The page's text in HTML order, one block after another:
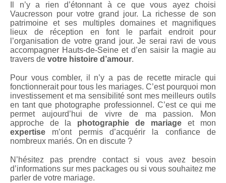
Il n’y a rien d’étonnant à ce que vous ayez choisi
Vaucresson pour votre grand jour. La richesse de son
patrimoine et ses multiples domaines et magnifiques
lieux de réception en font le parfait endroit pour
l’organisation de votre grand jour. Je serai ravi de vous
accompagner Hauts-de-Seine et d’en saisir la magie au
travers de votre histoire d’amour.
Pour vous combler, il n’y a pas de recette miracle qui
fonctionnerait pour tous les mariages. C’est pourquoi mon
investissement et ma sensibilité sont mes meilleurs outils
en tant que photographe professionnel. C’est ce qui me
permet aujourd’hui de vivre de ma passion. Mon
approche de la photographie de mariage et mon
expertise m’ont permis d’acquérir la confiance de
nombreux mariés. On en discute ?
N’hésitez pas prendre contact si vous avez besoin
d’informations sur mes packages ou si vous souhaitez me
parler de votre mariage.